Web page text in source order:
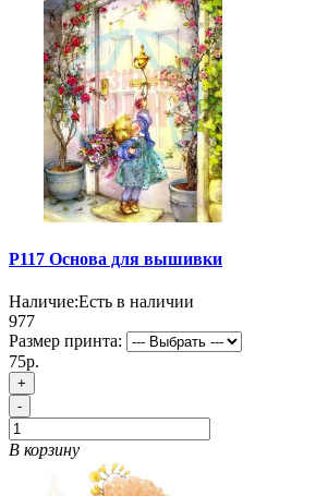
P117 Основа для вышивки
Наличие:Есть в наличии
977
Размер принта:
75р.
+
-
В корзину